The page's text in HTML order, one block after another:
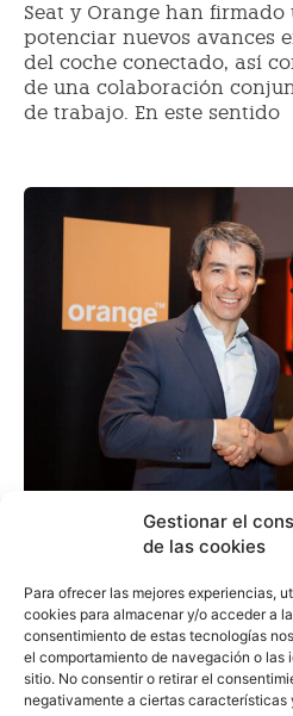
Gestionar el
de las cookies
Para ofrecer las mejores experiencias,
cookies para almacenar y/o acceder a
consentimiento de estas tecnologías
el comportamiento de navegación o
sitio. No consentir o retirar el
negativamente a ciertas características
Seat y Orange han
potenciar nuevos avances
del coche conectado, así
de una colaboración
de trabajo. En este sentido
Orange
400
coche de
Redacción - 24 de octubre de 2017